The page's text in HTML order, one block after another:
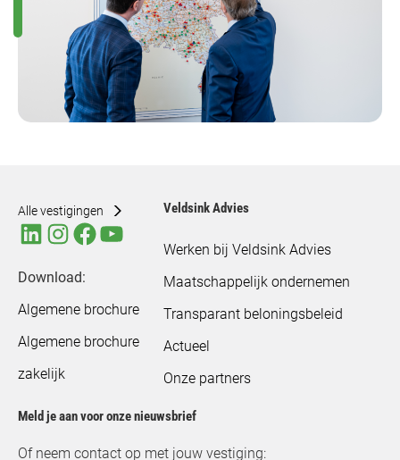
Alle vestigingen
Download:
Algemene brochure
Algemene brochure
zakelijk
Veldsink Advies
Werken bij Veldsink Advies
Maatschappelijk ondernemen
Transparant beloningsbeleid
Actueel
Onze partners
Meld je aan voor onze nieuwsbrief
Of neem contact op met jouw vestiging: